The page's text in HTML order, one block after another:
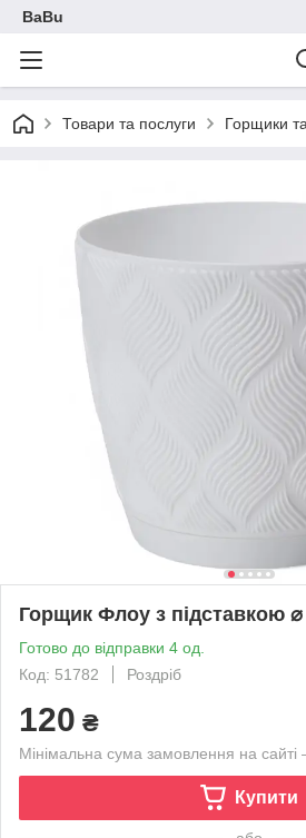
BaBu
Товари та послуги Горщики
Горщик Флоу з підставкою ⌀
Готово до відправки 4 од.
Код: 51782
Роздріб
120 ₴
Мінімальна сума замовлення на
Купити